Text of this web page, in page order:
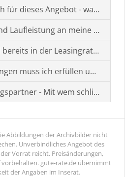
für dieses Angebot - was muss
Laufleistung an meine
bereits in der Leasingrate
muss ich erfüllen um einen
- Mit wem schließe ich
Abbildungen der Archivbilder nicht
Unverbindliches Angebot des
Vorrat reicht. Preisänderungen,
gute-rate.de übernimmt
der Angaben im Inserat.